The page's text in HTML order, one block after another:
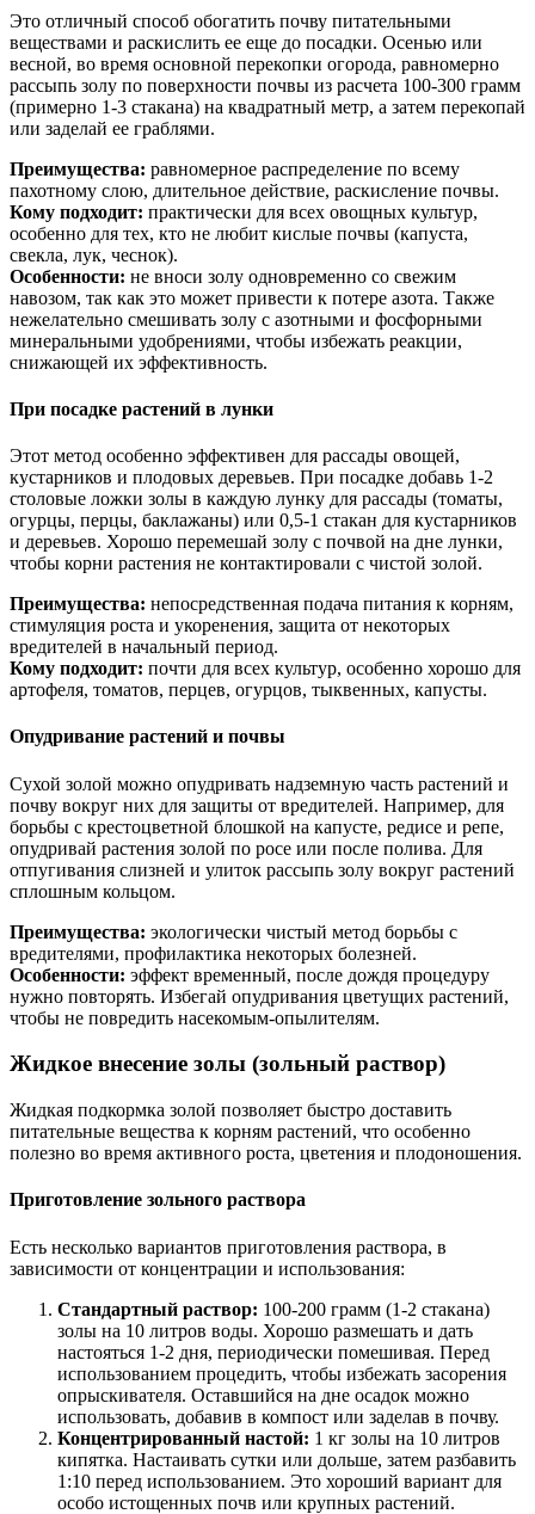
Это отличный способ обогатить почву питательными
веществами и раскислить ее еще до посадки. Осенью или
весной, во время основной перекопки огорода, равномерно
рассыпь золу по поверхности почвы из расчета 100-300 грамм
(примерно 1-3 стакана) на квадратный метр, а затем перекопай
или заделай ее граблями.
Преимущества: равномерное распределение по всему
пахотному слою, длительное действие, раскисление почвы.
Кому подходит: практически для всех овощных культур,
особенно для тех, кто не любит кислые почвы (капуста,
свекла, лук, чеснок).
Особенности: не вноси золу одновременно со свежим
навозом, так как это может привести к потере азота. Также
нежелательно смешивать золу с азотными и фосфорными
минеральными удобрениями, чтобы избежать реакции,
снижающей их эффективность.
При посадке растений в лунки
Этот метод особенно эффективен для рассады овощей,
кустарников и плодовых деревьев. При посадке добавь 1-2
столовые ложки золы в каждую лунку для рассады (томаты,
огурцы, перцы, баклажаны) или 0,5-1 стакан для кустарников
и деревьев. Хорошо перемешай золу с почвой на дне лунки,
чтобы корни растения не контактировали с чистой золой.
Преимущества: непосредственная подача питания к корням,
стимуляция роста и укоренения, защита от некоторых
вредителей в начальный период.
Кому подходит: почти для всех культур, особенно хорошо для
артофеля, томатов, перцев, огурцов, тыквенных, капусты.
Опудривание растений и почвы
Сухой золой можно опудривать надземную часть растений и
почву вокруг них для защиты от вредителей. Например, для
борьбы с крестоцветной блошкой на капусте, редисе и репе,
опудривай растения золой по росе или после полива. Для
отпугивания слизней и улиток рассыпь золу вокруг растений
сплошным кольцом.
Преимущества: экологически чистый метод борьбы с
вредителями, профилактика некоторых болезней.
Особенности: эффект временный, после дождя процедуру
нужно повторять. Избегай опудривания цветущих растений,
чтобы не повредить насекомым-опылителям.
Жидкое внесение золы (зольный раствор)
Жидкая подкормка золой позволяет быстро доставить
питательные вещества к корням растений, что особенно
полезно во время активного роста, цветения и плодоношения.
Приготовление зольного раствора
Есть несколько вариантов приготовления раствора, в
зависимости от концентрации и использования:
Стандартный раствор: 100-200 грамм (1-2 стакана)
золы на 10 литров воды. Хорошо размешать и дать
настояться 1-2 дня, периодически помешивая. Перед
использованием процедить, чтобы избежать засорения
опрыскивателя. Оставшийся на дне осадок можно
использовать, добавив в компост или заделав в почву.
Концентрированный настой: 1 кг золы на 10 литров
кипятка. Настаивать сутки или дольше, затем разбавить
1:10 перед использованием. Это хороший вариант для
особо истощенных почв или крупных растений.